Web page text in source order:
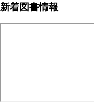
新着図書情報